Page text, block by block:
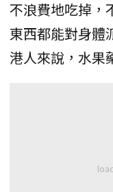
不浪費地吃掉，
東西都能對身體
港人來說，水果